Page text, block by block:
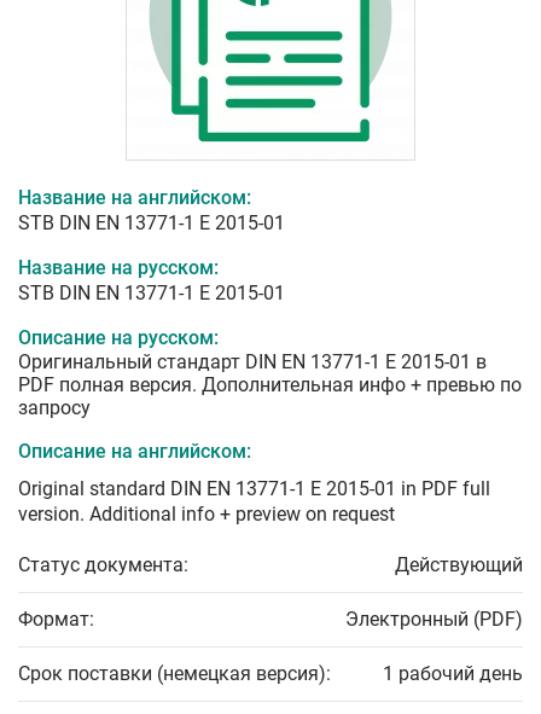
Название на английском:
STB DIN EN 13771-1 E 2015-01
Название на русском:
STB DIN EN 13771-1 E 2015-01
Описание на русском:
Оригинальный стандарт DIN EN 13771-1 E 2015-01 в
PDF полная версия. Дополнительная инфо + превью по
запросу
Описание на английском:
Original standard DIN EN 13771-1 E 2015-01 in PDF full
version. Additional info + preview on request
Статус документа: Действующий
Формат: Электронный (PDF)
Срок поставки (немецкая версия): 1 рабочий день